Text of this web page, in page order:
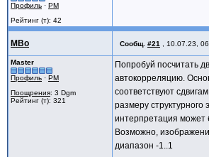
Профиль · PM
Рейтинг (т): 42
MBo Сообщ. #21 10.07.23,
Master
Профиль · PM
Поощрения: 3 Dgm
Рейтинг (т): 321
Попробуй посчитать
автокорреляцию.
соответствуют
размеру структурного
интерпретация может
Возможно,
диапазон -1..1